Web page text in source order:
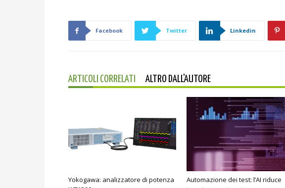
Facebook Twitter Linkedin
ARTICOLI CORRELATI ALTRO DALL'AUTORE
Yokogawa: analizzatore di potenza
Automazione dei test: l’AI riduce